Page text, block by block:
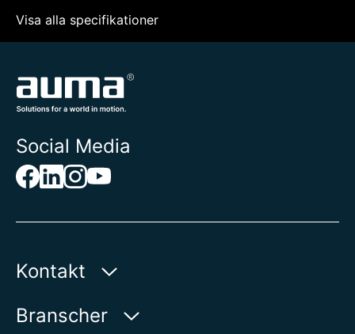
Visa alla specifikationer
Social Media
Kontakt
AUMA Riester
Branscher